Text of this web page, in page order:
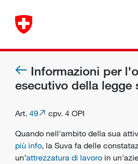
Informazioni per
esecutivo della legge
Art. 49
cpv. 4 OPI
Quando nell'ambito della sua
più info, la Suva fa delle
un’attrezzatura di lavoro in